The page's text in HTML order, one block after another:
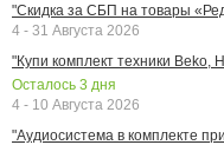
"Скидка за СБП на товары
4 - 31 Августа 2026
"Купи комплект техники Beko,
Осталось 3 дня
4 - 10 Августа 2026
"Аудиосистема в комплекте